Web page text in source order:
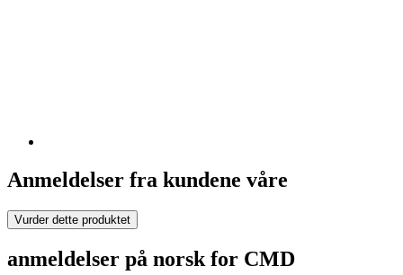
Anmeldelser fra kundene våre
Vurder dette produktet
anmeldelser på norsk for CMD